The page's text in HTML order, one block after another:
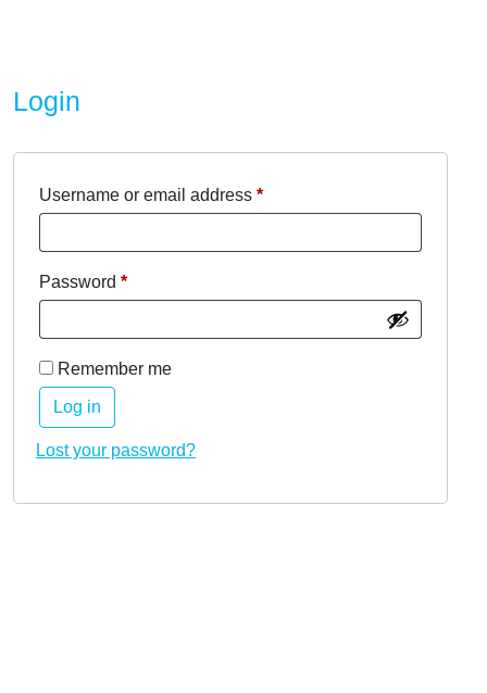
Login
Username or email address *
Password *
Remember me
Log in
Lost your password?